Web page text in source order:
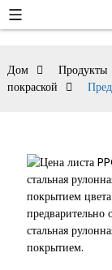
Дом Продукты
покраской